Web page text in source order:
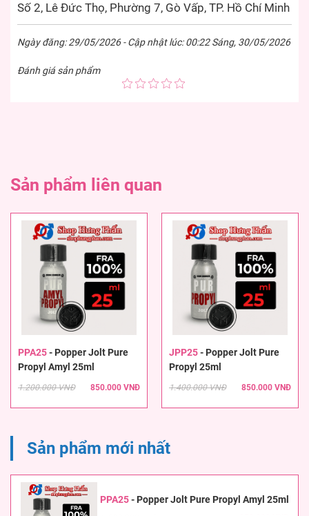
Số 2, Lê Đức Thọ, Phường 7, Gò Vấp, TP. Hồ Chí Minh
Ngày đăng: 29/05/2026 - Cập nhật lúc: 00:22 Sáng, 30/05/2026
Đánh giá sản phẩm
Sản phẩm liên quan
PPA25- Popper Jolt Pure
Propyl Amyl 25ml
1.200.000 VNĐ 850.000 VNĐ
JPP25- Popper Jolt Pure
Propyl 25ml
1.400.000 VNĐ 850.000 VNĐ
Sản phẩm mới nhất
PPA25- Popper Jolt Pure Propyl Amyl 25ml